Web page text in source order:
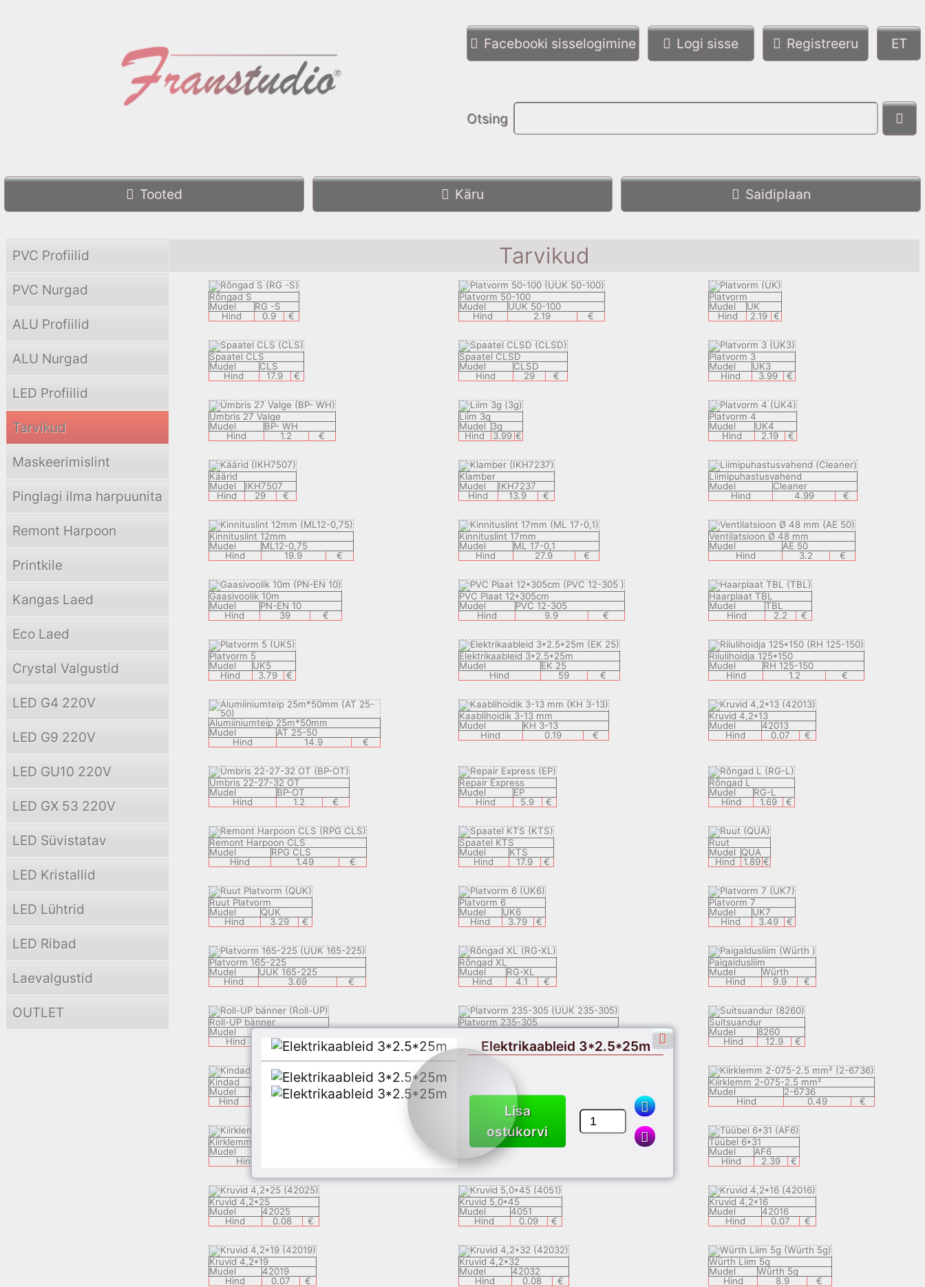
Facebooki sisselogimine Logi sisse Registreeru
Otsing
Tooted Käru Saidiplaan
PVC Profiilid
PVC Nurgad
ALU Profiilid
ALU Nurgad
LED Profiilid
Tarvikud
Maskeerimislint
Pinglagi ilma harpuunita
Remont Harpoon
Printkile
Kangas Laed
Eco Laed
Crystal Valgustid
LED G4 220V
LED G9 220V
LED GU10 220V
LED GX 53 220V
LED Süvistatav
LED Kristallid
LED Lühtrid
LED Ribad
Laevаlgustid
OUTLET
Tarvikud
Rõngad S
Mudel
RG -S
Hind
0.9 €
Platvorm 50-100
Mudel
UUK 50-100
Hind
2.19 €
Platvorm
Mudel
UK
Hind
2.19 €
Spaatel CLS
Mudel
CLS
Hind
17.9 €
Spaatel CLSD
Mudel
CLSD
Hind
29 €
Platvorm 3
Mudel
UK3
Hind
3.99 €
Ümbris 27 Valge
Mudel
BP- WH
Hind
1.2 €
Liim 3g
Mudel
3g
Hind
3.99 €
Platvorm 4
Mudel
UK4
Hind
2.19 €
Käärid
Mudel
IKH7507
Hind
29 €
Klamber
Mudel
IKH7237
Hind
13.9 €
Liimipuhastusvahend
Mudel
Сleaner
Hind
4.99 €
Kinnituslint 12mm
Mudel
ML12-0,75
Hind
19.9 €
Kinnituslint 17mm
Mudel
ML 17-0,1
Hind
27.9 €
Ventilatsioon Ø 48 mm
Mudel
AE 50
Hind
3.2 €
Gaasivoolik 10m
Mudel
PN-EN 10
Hind
39 €
PVC Plaat 12*305cm
Mudel
PVC 12-305
Hind
9.9 €
Haarplaat TBL
Mudel
TBL
Hind
2.2 €
Platvorm 5
Mudel
UK5
Hind
3.79 €
Elektrikaableid 3*2.5*25m
Mudel
EK 25
Hind
59 €
Riiulihoidja 125*150
Mudel
RH 125-150
Hind
1.2 €
Alumiiniumteip 25m*50mm
Mudel
AT 25-50
Hind
14.9 €
Kaablihoidik 3-13 mm
Mudel
KH 3-13
Hind
0.19 €
Kruvid 4,2*13
Mudel
42013
Hind
0.07 €
Ümbris 22-27-32 OT
Mudel
BP-OT
Hind
1.2 €
Repair Express
Mudel
EP
Hind
5.9 €
Rõngad L
Mudel
RG-L
Hind
1.69 €
Remont Harpoon CLS
Mudel
RPG CLS
Hind
1.49 €
Spaatel KTS
Mudel
KTS
Hind
17.9 €
Ruut
Mudel
QUA
Hind
1.89 €
Ruut Platvorm
Mudel
QUK
Hind
3.29 €
Platvorm 6
Mudel
UK6
Hind
3.79 €
Platvorm 7
Mudel
UK7
Hind
3.49 €
Platvorm 165-225
Mudel
UUK 165-225
Hind
3.69 €
Rõngad XL
Mudel
RG-XL
Hind
4.1 €
Paigaldusliim
Mudel
Würth
Hind
9.9 €
Roll-UP bänner
Mudel
Roll-UP
Hind
99 €
Platvorm 235-305
Mudel
UUK 235-305
Hind
3.99 €
Suitsuandur
Mudel
8260
Hind
12.9 €
Kindad
Mudel
VAR
Hind
Spaatel TTO
TTO
Kiirklemm 2-075-2.5 mm²
Mudel
2-6736
Hind
0.49 €
Kiirklemm 3-075-2.5 mm²
Mudel
Hind
Nailon Tüübel 6*30
Mudel
630
Hind
Tüübel 6*31
Mudel
AF6
Hind
2.39 €
Kruvid 4,2*25
Mudel
42025
Hind
0.08 €
Kruvid 5,0*45
Mudel
4051
Hind
0.09 €
Kruvid 4,2*16
Mudel
42016
Hind
0.07 €
Kruvid 4,2*19
Mudel
42019
Hind
0.07 €
Kruvid 4,2*32
Mudel
42032
Hind
0.08 €
Würth Liim 5g
Mudel
Würth 5g
Hind
8.9 €
Elektrikaableid 3*2.5*25m
Lisa
ostukorvi